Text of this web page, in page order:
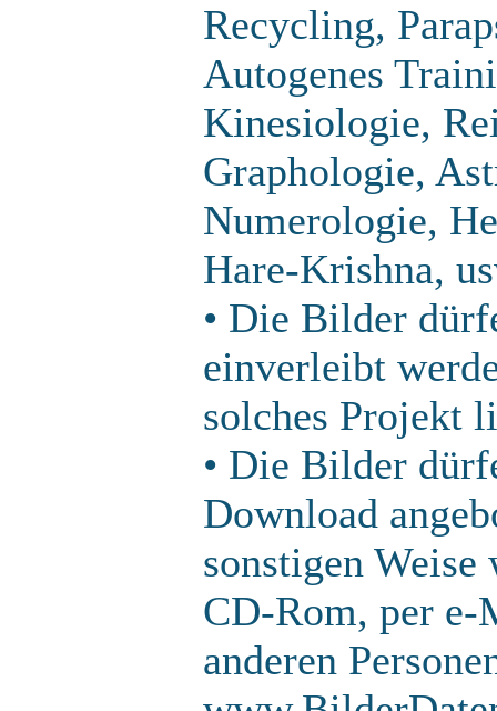
Recycling,
Autogenes
Kinesiologie,
Graphologie,
Numerologie,
Hare-Krishna,
• Die Bilder
einverleibt
solches Projekt
• Die Bilder
Download
sonstigen
CD-Rom, per e-
anderen